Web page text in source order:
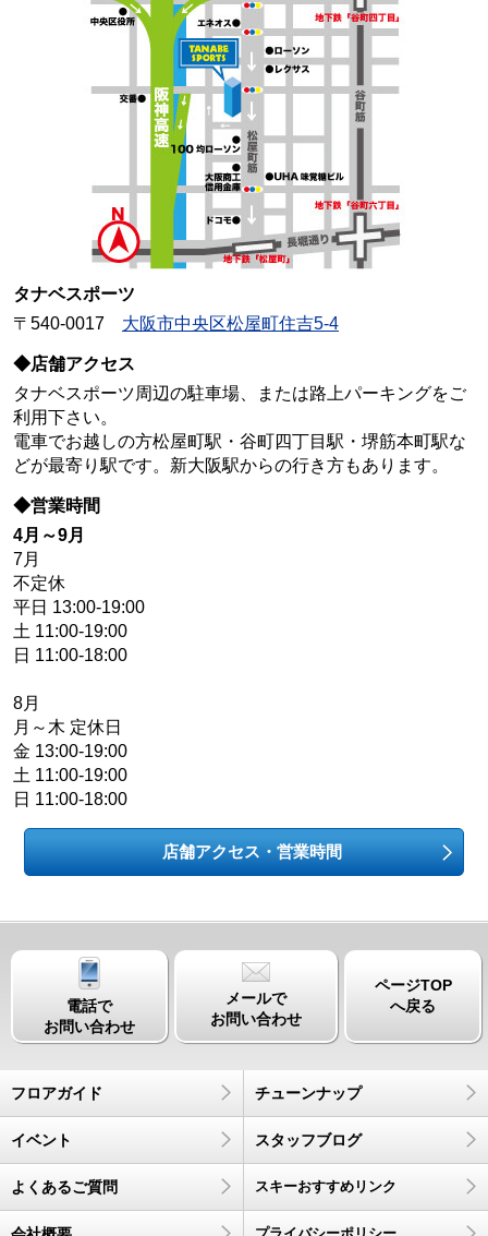
タナベスポーツ
〒540-0017 大阪市中央区松屋町住吉5-4
◆店舗アクセス
タナベスポーツ周辺の駐車場、または路上パーキングをご
利用下さい。
電車でお越しの方松屋町駅・谷町四丁目駅・堺筋本町駅な
どが最寄り駅です。新大阪駅からの行き方もあります。
◆営業時間
4月～9月
7月
不定休
平日 13:00-19:00
土 11:00-19:00
日 11:00-18:00
8月
月～木 定休日
金 13:00-19:00
土 11:00-19:00
日 11:00-18:00
店舗アクセス・営業時間
電話で
お問い合わせ
メールで
お問い合わせ
ページTOP
へ戻る
フロアガイド チューンナップ
イベント スタッフブログ
よくあるご質問 スキーおすすめリンク